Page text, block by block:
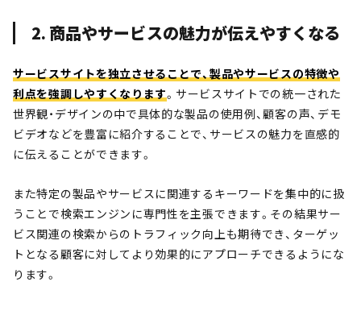
2. 商品やサービスの魅力が伝えやすくなる
サービスサイトを独立させることで、製品やサービスの特徴や
利点を強調しやすくなります。サービスサイトでの統一された
世界観・デザインの中で具体的な製品の使用例、顧客の声、デモ
ビデオなどを豊富に紹介することで、サービスの魅力を直感的
に伝えることができます。
また特定の製品やサービスに関連するキーワードを集中的に扱
うことで検索エンジンに専門性を主張できます。その結果サー
ビス関連の検索からのトラフィック向上も期待でき、ターゲッ
トとなる顧客に対してより効果的にアプローチできるようにな
ります。